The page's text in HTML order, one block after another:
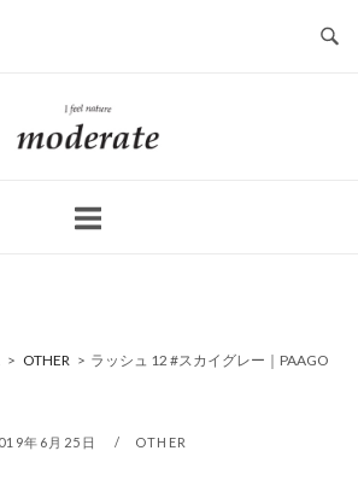
ホ
ー
> OTHER > ラッシュ 12 #スカイグレー｜PAAGO
年6月25日 OTHER